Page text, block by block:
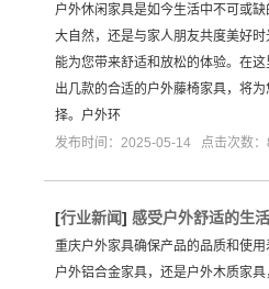
户外休闲家具是如今生活中不可或
大自然，还是与家人朋友共度美好
能为您带来舒适和放松的体验。在
出几款的合适的户外藤椅家具，将
择。户外环
发布时间：2025-05-14 点击次数：
[行业新闻] 感受户外舒适的生活
重庆户外家具确保产品的品质和使用
户外铝合金家具，还是户外木质家